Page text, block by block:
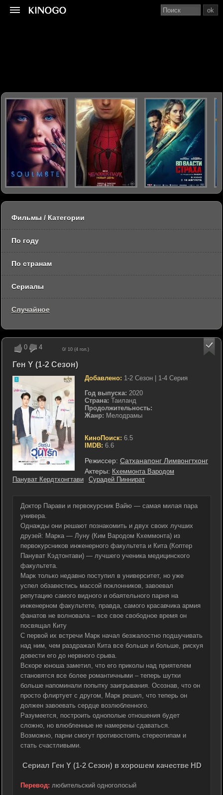
0 4 0/ 10 (4 гол.)
Ген Y (1-2 Сезон)
Добавлено: 1-2 Сезон | 1-4 Серия
Год выпуска: 2020
Страна: Таиланд
Продолжительность:
Жанр: Мелодрамы
КиноПоиск: 6.5
IMDB: 6.6
Режиссер: Сатханапонг Лимвонгтхонг
Актеры: Кхеммонта Вародом
Пануват Кердтхонгтави
Сурадей Пиннират
Доктор Парави и первокурсник Вайю — самая милая пара
универа.
Однажды они решают познакомить и двух своих лучших
друзей: Марка — Луну (Ким Вародом Кхеммонта) из
первокурсников инженерного факультета и Кита (Коптер
Пануват Кэдтонтави) — лучшего ученика медицинского
факультета.
Марк только недавно поступил в университет, но уже
успел обзавестись массой поклонников, завоевал
репутацию самого видного и обаятельного парня на
инженерном факультете, правда, самого красавчика армия
фанатов не волновала – все свое свободное время он
посвящал Киту
С первой их встречи Марк начал безжалостно подшучивать
над ним, чем раздражал Кита все больше и больше, рискуя
довести его до нервного срыва.
Вскоре юноша заметил, что его приколы над приятелем
становятся все более романтичными – теперь шутки
больше напоминали попытку заигрывания. Осознав, что он
просто флиртует с другом, Марк решил, что теперь он
должен завоевать сердце возлюбленного.
Разумеется, построить однополые отношения будет
сложно, но влюбленные не намерены сдаваться.
Возможно, парни смогут противостоять стереотипам и
стать счастливыми.
Сериал Ген Y (1-2 Сезон) в хорошем качестве HD
Перевод: любительский одноголосый
ok
Фильмы / Категории
По году
По странам
Сериалы
Случайное